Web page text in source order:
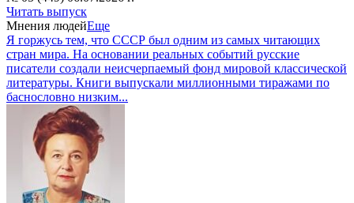
Читать выпуск
Мнения людейЕще
Я горжусь тем, что СССР был одним из самых читающих
стран мира. На основании реальных событий русские
писатели создали неисчерпаемый фонд мировой классической
литературы. Книги выпускали миллионными тиражами по
баснословно низким...